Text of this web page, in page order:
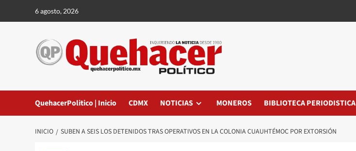
6 agosto, 2026
QuehacerPolitico | Inicio CDMX NOTICIAS MONEROS BIBLIOTECA PERIODISTICA
INICIO SUBEN A SEIS LOS DETENIDOS TRAS OPERATIVOS EN LA COLONIA CUAUHTÉMOC POR EXTORSIÓN